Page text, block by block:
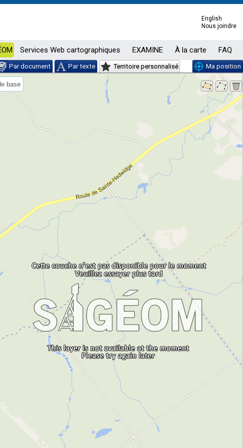
English
Nous joindre
Services Web cartographiques EXAMINE À la carte FAQ
Par document Par texte Territoire personnalisé
Ma position
base